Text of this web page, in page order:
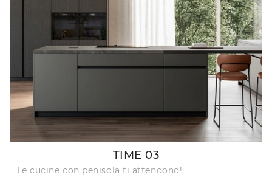
TIME 03
Le cucine con penisola ti attendono!.